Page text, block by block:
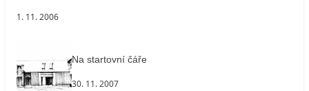
1. 11. 2006
Na startovní čáře
30. 11. 2007